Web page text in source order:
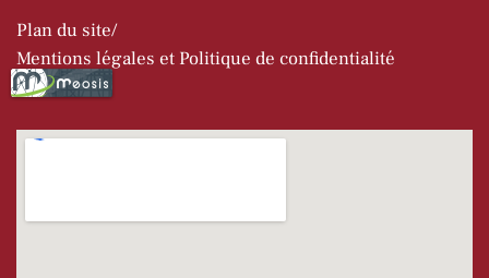
Plan du site
Mentions légales et Politique de confidentialité